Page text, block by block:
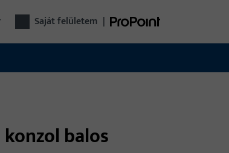
saját felületem |
balos